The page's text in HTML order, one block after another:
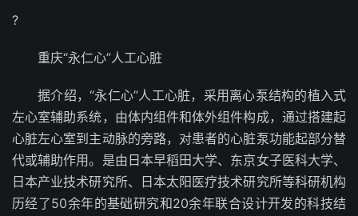
?
重庆“永仁心”人工心脏
据介绍，“永仁心”人工心脏，采用离心泵结构的植入式
左心室辅助系统，由体内组件和体外组件构成，通过搭建起
心脏左心室到主动脉的旁路，对患者的心脏泵功能起部分替
代或辅助作用。是由日本早稻田大学、东京女子医科大学、
日本产业技术研究所、日本太阳医疗技术研究所等科研机构
历经了50余年的基础研究和20余年联合设计开发的科技结